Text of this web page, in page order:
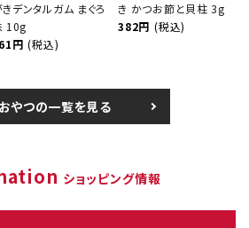
デンタルガム まぐろ
10g
円 (税込)
き かつお節と貝柱 3g
382円 (税込)
やつの一覧を見る
ショッピング情報